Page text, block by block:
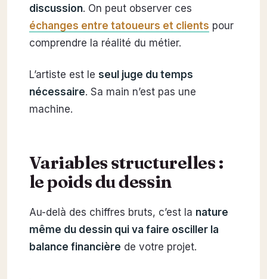
discussion. On peut observer ces
échanges entre tatoueurs et clients pour
comprendre la réalité du métier.
L’artiste est le seul juge du temps
nécessaire. Sa main n’est pas une
machine.
Variables structurelles :
le poids du dessin
Au-delà des chiffres bruts, c’est la nature
même du dessin qui va faire osciller la
balance financière de votre projet.